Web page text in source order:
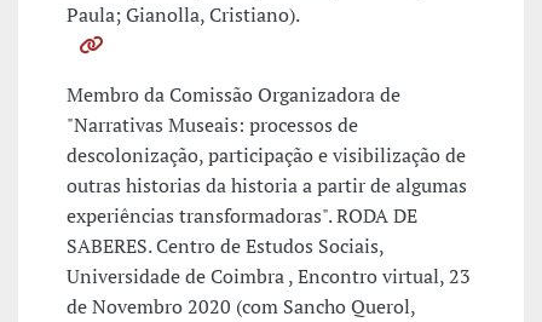
Paula; Gianolla, Cristiano).
Membro da Comissão Organizadora de
"Narrativas Museais: processos de
descolonização, participação e visibilização de
outras historias da historia a partir de algumas
experiências transformadoras". RODA DE
SABERES. Centro de Estudos Sociais,
Universidade de Coimbra , Encontro virtual, 23
de Novembro 2020 (com Sancho Querol,